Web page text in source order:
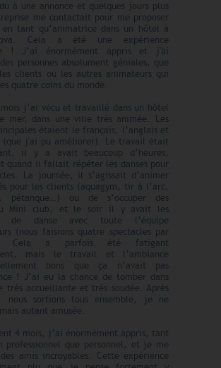
à une annonce et quelques jours plus
me contactait pour me proposer
tant qu’animatrice dans un hôtel à
Cela a été une expérience
! J’ai énormément appris et j'ai
personnes absolument géniales, que
clients ou les autres animateurs qui
quatre coins du monde.
mois j’ai vécu et travaillé dans un hôtel
mer, dans une ville très animée. Les
étaient le français, l’anglais et
(que j'ai pu améliorer). Le travail était
il y a avait beaucoup d’heures,
quand il fallait répéter les danses pour
La journée, il s’agissait d’animer
pour les clients (aquagym, tir à l’arc,
pétanque…) ou de s’occuper des
Mini club, et le soir il y avait les
de danse avec toute l’équipe
(nous faisions quatre spectacles par
Cela a parfois été fatigant
mais le travail et l’ambiance
bons que ça n’avait pas
! J’ai eu la chance de tomber dans
très accueillante et très soudée. Après
nous sortions tous ensemble, je ne
autant amusée.
4 mois, j’ai énormément appris, tant
professionnel que personnel, et je me
amis incroyables. Cette expérience